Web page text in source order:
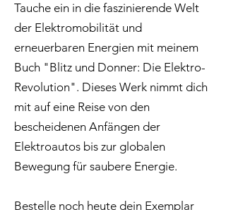
Tauche ein in die faszinierende Welt
der Elektromobilität und
erneuerbaren Energien mit meinem
Buch "Blitz und Donner: Die Elektro-
Revolution". Dieses Werk nimmt dich
mit auf eine Reise von den
bescheidenen Anfängen der
Elektroautos bis zur globalen
Bewegung für saubere Energie.
Bestelle noch heute dein Exemplar